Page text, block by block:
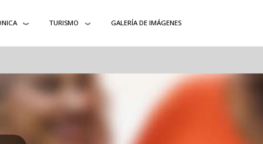
TURISMO GALERÍA DE IMÁGENES